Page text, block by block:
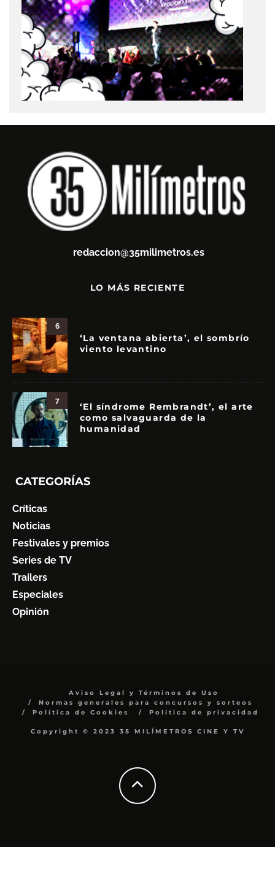
redaccion@35milimetros.es
LO MÁS RECIENTE
6
‘La ventana abierta’, el sombrío
viento levantino
7
‘El síndrome Rembrandt’, el arte
como salvaguarda de la
humanidad
CATEGORÍAS
Críticas
Noticias
Festivales y premios
Series de TV
Trailers
Especiales
Opinión
Aviso Legal y Términos de Uso
Normas generales para concursos y sorteos
Política de Cookies
Política de privacidad
Copyright © 2023 35 MILÍMETROS CINE Y TV